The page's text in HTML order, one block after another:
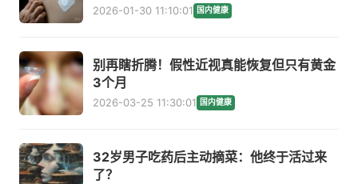
2026-01-30 11:10:01 国内健康
别再瞎折腾！假性近视真能恢复但只有黄金
3个月
2026-03-25 11:30:01 国内健康
32岁男子吃药后主动摘菜：他终于活过来
了？